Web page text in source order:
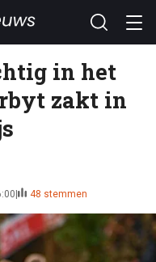
in het
zakt in
48 stemmen